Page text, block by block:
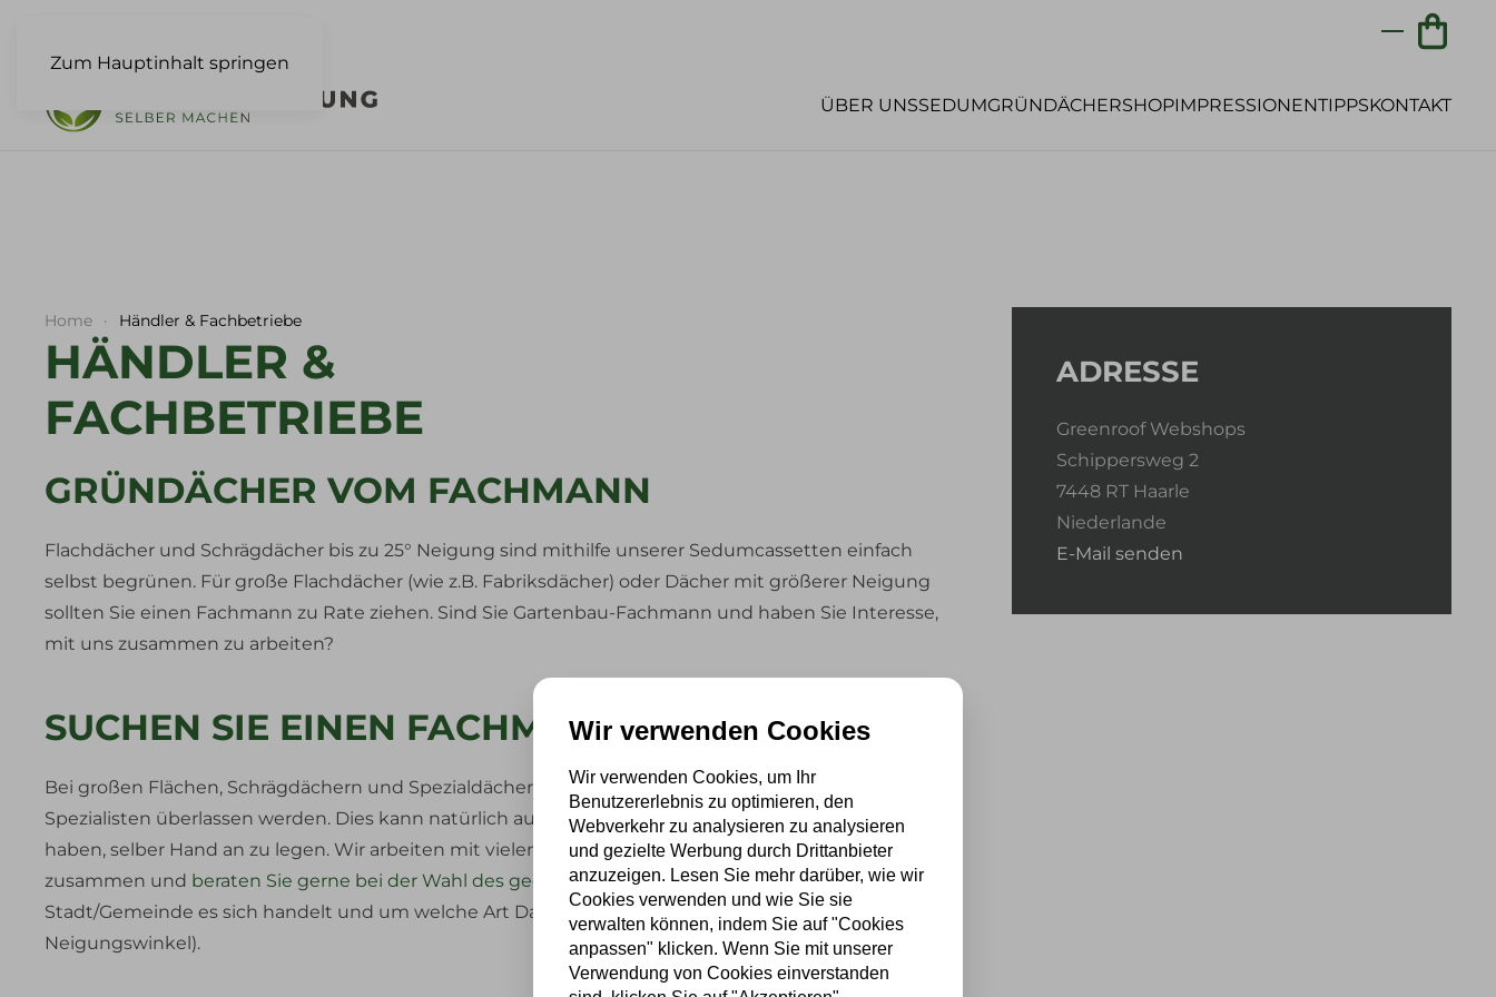
Zum Hauptinhalt springen
ÜBER UNSSEDUMGRÜNDÄCHERSHOPIMPRESSIONENTIPPSKONTAKT
Home Händler & Fachbetriebe
HÄNDLER &
FACHBETRIEBE
GRÜNDÄCHER VOM FACHMANN
Flachdächer und Schrägdächer bis zu 25° Neigung sind mithilfe unserer Sedumcassetten einfach
selbst begrünen. Für große Flachdächer (wie z.B. Fabriksdächer) oder Dächer mit größerer Neigung
sollten Sie einen Fachmann zu Rate ziehen. Sind Sie Gartenbau-Fachmann und haben Sie Interesse,
mit uns zusammen zu arbeiten?
SUCHEN SIE EINEN FACHMANN?
Bei großen Flächen, Schrägdächern und Spezialdächern sollte die Begrünung einem Gartenbau-
Spezialisten überlassen werden. Dies kann natürlich auch, wenn Sie keine Zeit oder einfach keine Lust
haben, selber Hand an zu legen. Wir arbeiten mit vielen Gärtnern und Gartenbau-Fachbetrieben
zusammen und beraten Sie gerne bei der Wahl des geeigneten Partners. Geben Sie an, um welche
Stadt/Gemeinde es sich handelt und um welche Art Dach es sich handelt (Größe und ungefährer
Neigungswinkel).
ADRESSE
Greenroof Webshops
Schippersweg 2
7448 RT Haarle
Niederlande
E-Mail senden
Wir verwenden Cookies
Wir verwenden Cookies, um Ihr
Benutzererlebnis zu optimieren, den
Webverkehr zu analysieren zu analysieren
und gezielte Werbung durch Drittanbieter
anzuzeigen. Lesen Sie mehr darüber, wie wir
Cookies verwenden und wie Sie sie
verwalten können, indem Sie auf "Cookies
anpassen" klicken. Wenn Sie mit unserer
Verwendung von Cookies einverstanden